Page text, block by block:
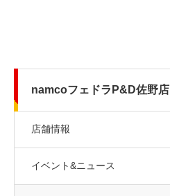
namcoフェドラP&D佐野店
店舗情報
イベント&ニュース